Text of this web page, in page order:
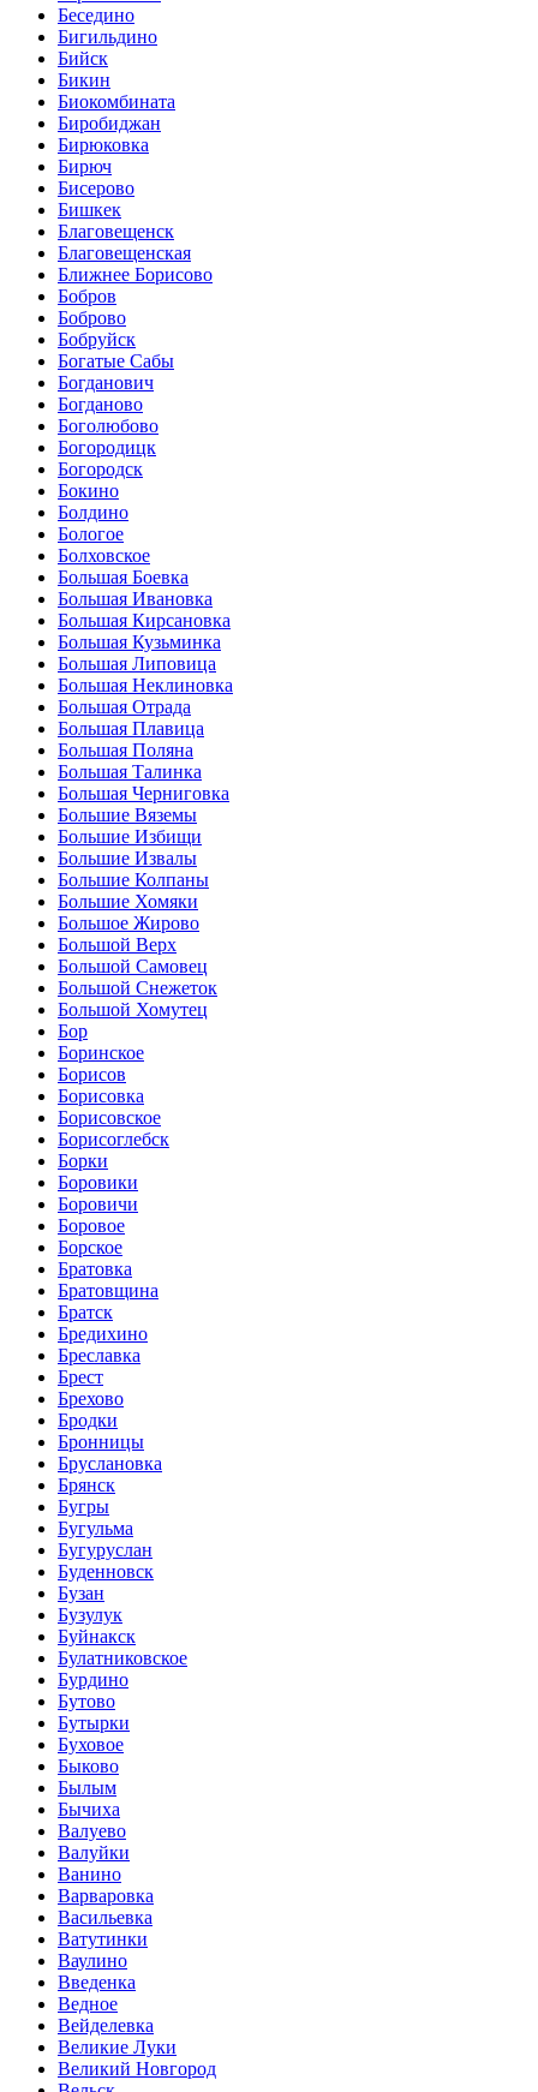
Беседино
Бигильдино
Бийск
Бикин
Биокомбината
Биробиджан
Бирюковка
Бирюч
Бисерово
Бишкек
Благовещенск
Благовещенская
Ближнее Борисово
Бобров
Боброво
Бобруйск
Богатые Сабы
Богданович
Богданово
Боголюбово
Богородицк
Богородск
Бокино
Болдино
Бологое
Болховское
Большая Боевка
Большая Ивановка
Большая Кирсановка
Большая Кузьминка
Большая Липовица
Большая Неклиновка
Большая Отрада
Большая Плавица
Большая Поляна
Большая Талинка
Большая Черниговка
Большие Вяземы
Большие Избищи
Большие Извалы
Большие Колпаны
Большие Хомяки
Большое Жирово
Большой Верх
Большой Самовец
Большой Снежеток
Большой Хомутец
Бор
Боринское
Борисов
Борисовка
Борисовское
Борисоглебск
Борки
Боровики
Боровичи
Боровое
Борское
Братовка
Братовщина
Братск
Бредихино
Бреславка
Брест
Брехово
Бродки
Бронницы
Бруслановка
Брянск
Бугры
Бугульма
Бугуруслан
Буденновск
Бузан
Бузулук
Буйнакск
Булатниковское
Бурдино
Бутово
Бутырки
Буховое
Быково
Былым
Бычиха
Валуево
Валуйки
Ванино
Варваровка
Васильевка
Ватутинки
Ваулино
Введенка
Ведное
Вейделевка
Великие Луки
Великий Новгород